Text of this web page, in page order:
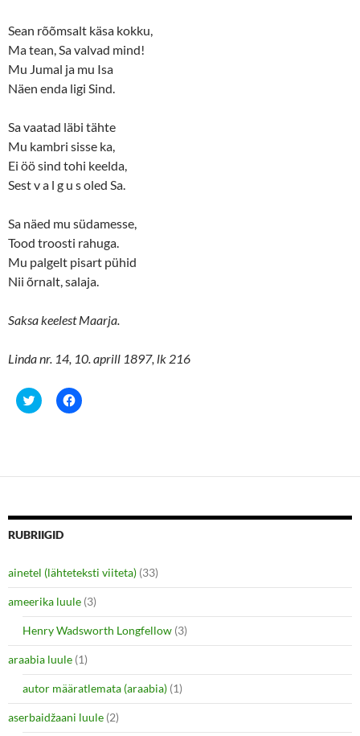
w
i
n
d
o
w
n
e
w
i
n
d
o
Sean rõõmsalt käsa kokku,
Ma tean, Sa valvad mind!
Mu Jumal ja mu Isa
Näen enda ligi Sind.
Sa vaatad läbi tähte
Mu kambri sisse ka,
Ei öö sind tohi keelda,
Sest v a l g u s oled Sa.
Sa näed mu südamesse,
Tood troosti rahuga.
Mu palgelt pisart pühid
Nii õrnalt, salaja.
Saksa keelest Maarja.
Linda nr. 14, 10. aprill 1897, lk 216
C
l
h
e
o
n
t
t
e
r
(
O
p
e
n
n
n
w
w
C
l
h
e
o
e
b
o
o
k
(
O
p
e
n
i
n
n
e
w
RUBRIIGID
ainetel (lähteteksti viiteta) (33)
ameerika luule (3)
Henry Wadsworth Longfellow (3)
araabia luule (1)
autor määratlemata (araabia) (1)
aserbaidžaani luule (2)